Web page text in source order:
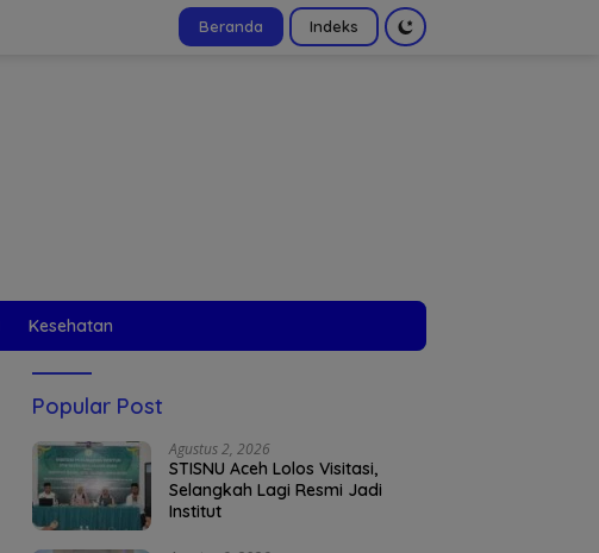
Beranda Indeks
Kesehatan
Popular Post
Agustus 2, 2026
STISNU Aceh Lolos Visitasi,
Selangkah Lagi Resmi Jadi
Institut